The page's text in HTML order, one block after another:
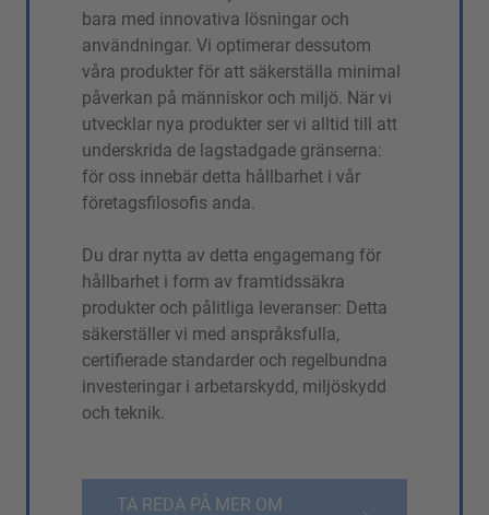
bara med innovativa lösningar och
användningar. Vi optimerar dessutom
våra produkter för att säkerställa minimal
påverkan på människor och miljö. När vi
utvecklar nya produkter ser vi alltid till att
underskrida de lagstadgade gränserna:
för oss innebär detta hållbarhet i vår
företagsfilosofis anda.
Du drar nytta av detta engagemang för
hållbarhet i form av framtidssäkra
produkter och pålitliga leveranser: Detta
säkerställer vi med anspråksfulla,
certifierade standarder och regelbundna
investeringar i arbetarskydd, miljöskydd
och teknik.
TA REDA PÅ MER OM